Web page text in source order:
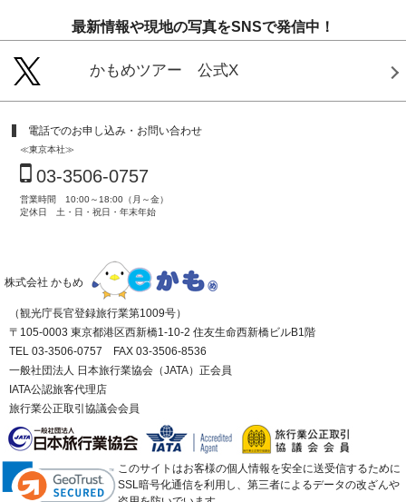
最新情報や現地の写真をSNSで発信中！
かもめツアー 公式X
電話でのお申し込み・お問い合わせ
≪東京本社≫
03-3506-0757
営業時間 10:00～18:00（月～金）
定休日 土・日・祝日・年末年始
株式会社 かもめ
（観光庁長官登録旅行業第1009号）
〒105-0003 東京都港区西新橋1-10-2 住友生命西新橋ビルB1階
TEL 03-3506-0757 FAX 03-3506-8536
一般社団法人 日本旅行業協会（JATA）正会員
IATA公認旅客代理店
旅行業公正取引協議会会員
このサイトはお客様の個人情報を安全に送受信するために
SSL暗号化通信を利用し、第三者によるデータの改ざんや